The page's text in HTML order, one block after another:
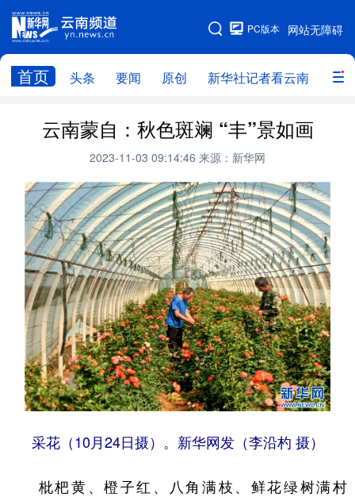
网站无障碍
PC版本
首页 头条 要闻 原创 新华社记者看云南 政务
网站地图
头条 云南要闻 本网原创
新华社记者看云南 政务
廉政 云南省领导报道集 旅游
教育
州市
社会
图片
经济 服务 云南故事
云南青年说 趣看文物
云南蒙自：秋色斑斓 “丰”景如画
2023-11-03 09:14:46 来源：新华网
采花（10月24日摄）。新华网发（李沿杓 摄）
枇杷黄、橙子红、八角满枝、鲜花绿树满村